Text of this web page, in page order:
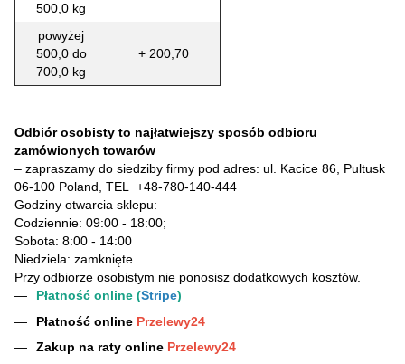
500,0 kg
powyżej
500,0 do
700,0 kg
+ 200,70
Odbiór osobisty to najłatwiejszy sposób odbioru
zamówionych towarów
– zapraszamy do siedziby firmy pod adres: ul. Kacice 86, Pultusk
06-100 Poland, TEL +48-780-140-444
Godziny otwarcia sklepu:
Codziennie: 09:00 - 18:00;
Sobota: 8:00 - 14:00
Niedziela: zamknięte.
Przy odbiorze osobistym nie ponosisz dodatkowych kosztów.
Płatność online (Stripe)
Płatność online Przelewy24
Zakup na raty online Przelewy24